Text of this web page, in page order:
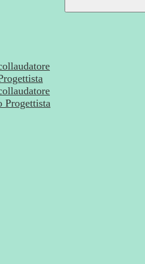
Progettista